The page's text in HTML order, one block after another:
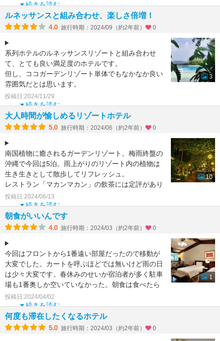
続きを読む
ルネッサンスと組み合わせ、楽しさ倍増！
4.0 旅行時期：2024/09（約2年前） 0
系列ホテルのルネッサンスリゾートと組み合わせ
て、とても良い満足度のホテルです。
但し、ココガーデンリゾート単体でもなかなか良い
雰囲気だとは思います。
旅行記では良い点を列挙しました。
今回は
続きを読む
投稿日:2024/11/29
3
大人時間が愉しめるリゾートホテル
5.0 旅行時期：2024/06（約2年前） 0
南国植物に癒されるガーデンリゾート。梅雨終盤の
沖縄で今回は5泊。雨上がりのリゾート内の植物は
生き生きとして散歩してリフレッシュ。
レストラン「マカンマカン」の飲茶には定評があり
宿泊者以外にも大人気で
続きを読む
投稿日:2024/06/13
10
朝食がいいんです
4.0 旅行時期：2024/03（約2年前） 0
今回はフロントから1番遠い部屋だったので移動が
大変でした。カートを呼ぶほどでは無いけど雨の日
は少々大変です。春休みのせいか宿泊者が多く駐車
場も1番奥しか空いていなかった。朝食は食べたら
さっさと帰ること
続きを読む
投稿日:2024/04/02
1
何度も滞在したくなるホテル
5.0 旅行時期：2024/03（約2年前） 0